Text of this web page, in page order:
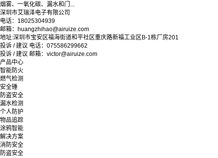
烟雾、一氧化碳、漏水和门...
深圳市艾瑞泽电子有限公司
电话：18025304939
邮箱：huangzhihao@airuize.com
地址:深圳市宝安区福海街道和平社区重庆路新福工业区B-1栋厂房201
投诉 / 建议 电话：075586299662
投诉 / 建议 邮箱：victor@airuize.com
产品中心
智能防火
燃气检测
安全锤
防盗安全
漏水检测
个人防护
物品追踪
涂鸦智能
解决方案
消防安全
防盗安全